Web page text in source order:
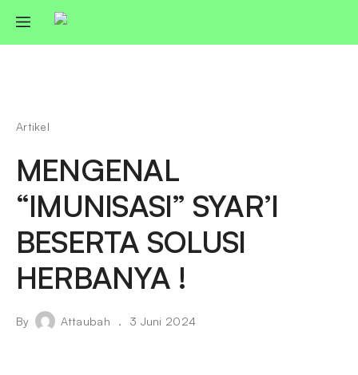
Artikel
MENGENAL
“IMUNISASI” SYAR’I
BESERTA SOLUSI
HERBANYA !
By Attaubah 3 Juni 2024